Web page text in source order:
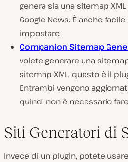
genera sia una sitemap
Google News. È anche
impostare.
Companion Sitemap
volete generare una
sitemap XML, questo è il
Entrambi vengono
quindi non è necessario
Siti Generatori di
Invece di un plugin, potete